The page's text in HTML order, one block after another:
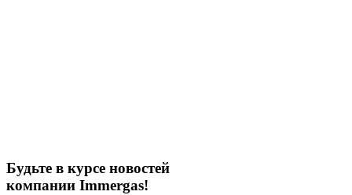
Будьте в курсе новостей
компании Immergas!